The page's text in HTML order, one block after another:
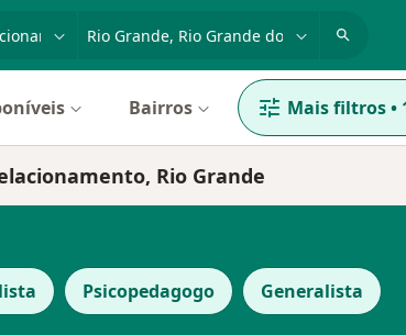
Bairros Mais filtros•
Rio Grande
Psicopedagogo Generalista